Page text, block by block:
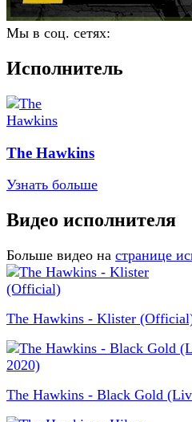
Мы в соц. сетях:
Исполнитель
The Hawkins
Узнать больше
Видео исполнителя
Больше видео на странице
The Hawkins - Klister
The Hawkins - Black Gold